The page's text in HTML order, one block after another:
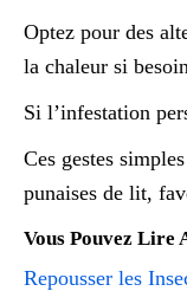
Optez pour des
la chaleur si
Si l’infestation
Ces gestes
punaises de lit,
Vous Pouvez Lire
Repousser les